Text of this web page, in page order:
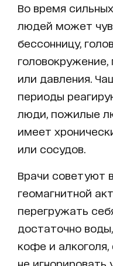
Во время
людей может
бессонницу,
или давления.
периоды
люди, пожилые
имеет
или сосудов.
Врачи советуют
геомагнитной
перегружать
достаточно
кофе и
не игнорировать